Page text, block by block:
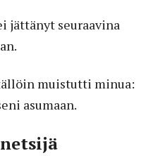
jättänyt seuraavina
muistutti minua:
asumaan.